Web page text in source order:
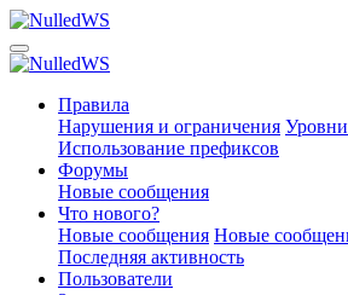
Правила
Нарушения и ограничения
Использование префиксов
Форумы
Новые сообщения
Что нового?
Новые сообщения Новые
Последняя активность
Пользователи